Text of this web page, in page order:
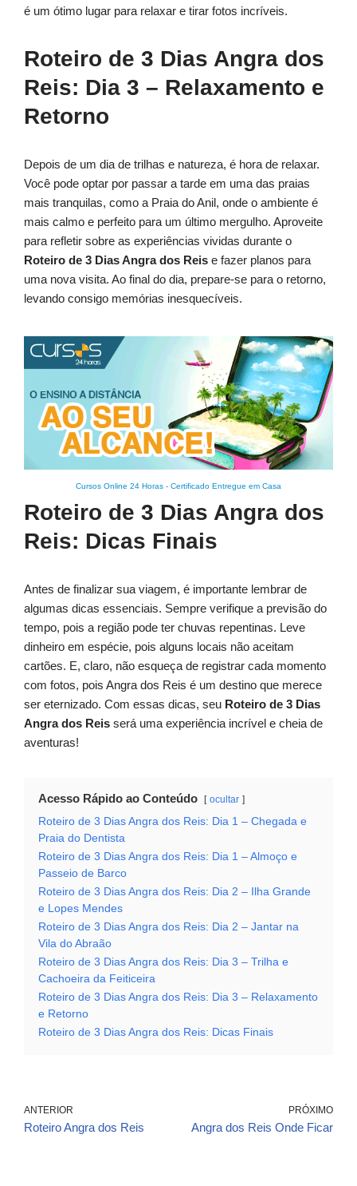
é um ótimo lugar para relaxar e tirar fotos incríveis.
Roteiro de 3 Dias Angra dos
Reis: Dia 3 – Relaxamento e
Retorno
Depois de um dia de trilhas e natureza, é hora de relaxar.
Você pode optar por passar a tarde em uma das praias
mais tranquilas, como a Praia do Anil, onde o ambiente é
mais calmo e perfeito para um último mergulho. Aproveite
para refletir sobre as experiências vividas durante o
Roteiro de 3 Dias Angra dos Reis e fazer planos para
uma nova visita. Ao final do dia, prepare-se para o retorno,
levando consigo memórias inesquecíveis.
Cursos Online 24 Horas - Certificado Entregue em Casa
Roteiro de 3 Dias Angra dos
Reis: Dicas Finais
Antes de finalizar sua viagem, é importante lembrar de
algumas dicas essenciais. Sempre verifique a previsão do
tempo, pois a região pode ter chuvas repentinas. Leve
dinheiro em espécie, pois alguns locais não aceitam
cartões. E, claro, não esqueça de registrar cada momento
com fotos, pois Angra dos Reis é um destino que merece
ser eternizado. Com essas dicas, seu Roteiro de 3 Dias
Angra dos Reis será uma experiência incrível e cheia de
aventuras!
Acesso Rápido ao Conteúdo ocultar
Roteiro de 3 Dias Angra dos Reis: Dia 1 – Chegada e
Praia do Dentista
Roteiro de 3 Dias Angra dos Reis: Dia 1 – Almoço e
Passeio de Barco
Roteiro de 3 Dias Angra dos Reis: Dia 2 – Ilha Grande
e Lopes Mendes
Roteiro de 3 Dias Angra dos Reis: Dia 2 – Jantar na
Vila do Abraão
Roteiro de 3 Dias Angra dos Reis: Dia 3 – Trilha e
Cachoeira da Feiticeira
Roteiro de 3 Dias Angra dos Reis: Dia 3 – Relaxamento
e Retorno
Roteiro de 3 Dias Angra dos Reis: Dicas Finais
ANTERIOR
Roteiro Angra dos Reis
PRÓXIMO
Angra dos Reis Onde Ficar